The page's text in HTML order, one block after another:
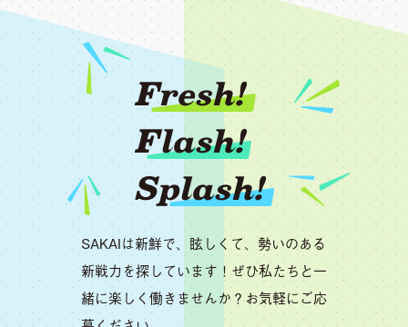
Fresh!
Flash!
Splash!
SAKAIは新鮮で、眩しくて、勢いのある
新戦力を探しています！ぜひ私たちと一
緒に楽しく働きませんか？お気軽にご応